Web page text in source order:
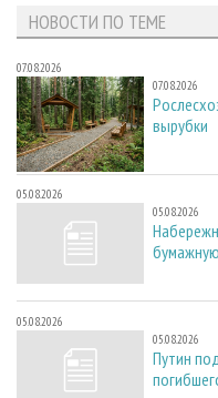
НОВОСТИ ПО ТЕМЕ
07.08.2026
07.08.2026
вырубки
05.08.2026
05.08.2026
05.08.2026
05.08.2026
Путин